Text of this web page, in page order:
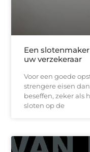
Een
uw verzekeraar
Voor een goede
strengere eisen
beseffen, zeker als
sloten op de